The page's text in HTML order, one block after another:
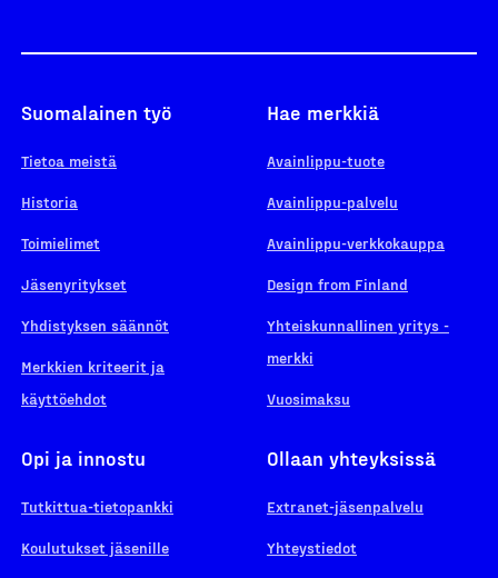
Suomalainen työ
Tietoa meistä
Historia
Toimielimet
Jäsenyritykset
Yhdistyksen säännöt
Merkkien kriteerit ja
käyttöehdot
Hae merkkiä
Avainlippu-tuote
Avainlippu-palvelu
Avainlippu-verkkokauppa
Design from Finland
Yhteiskunnallinen yritys -
merkki
Vuosimaksu
Opi ja innostu
Tutkittua-tietopankki
Koulutukset jäsenille
Ollaan yhteyksissä
Extranet-jäsenpalvelu
Yhteystiedot